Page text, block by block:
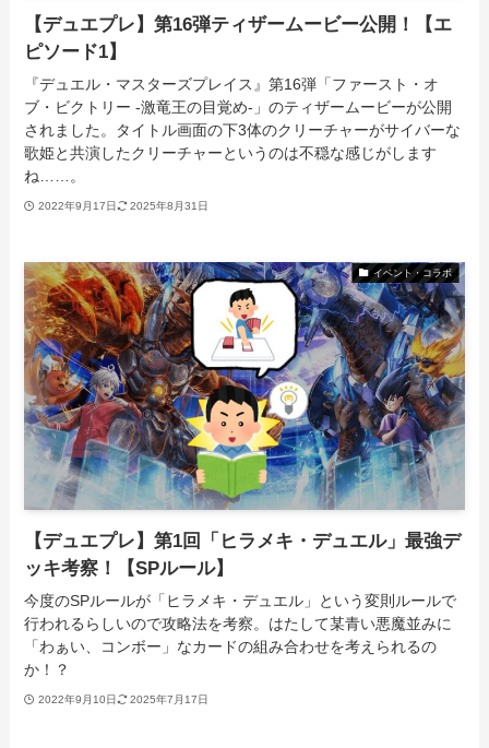
【デュエプレ】第16弾ティザームービー公開！【エ
ピソード1】
『デュエル・マスターズプレイス』第16弾「ファースト・オ
ブ・ビクトリー -激竜王の目覚め-」のティザームービーが公開
されました。タイトル画面の下3体のクリーチャーがサイバーな
歌姫と共演したクリーチャーというのは不穏な感じがします
ね……。
2022年9月17日 2025年8月31日
イベント・コラボ
【デュエプレ】第1回「ヒラメキ・デュエル」最強デ
ッキ考察！【SPルール】
今度のSPルールが「ヒラメキ・デュエル」という変則ルールで
行われるらしいので攻略法を考察。はたして某青い悪魔並みに
「わぁい、コンボー」なカードの組み合わせを考えられるの
か！？
2022年9月10日 2025年7月17日